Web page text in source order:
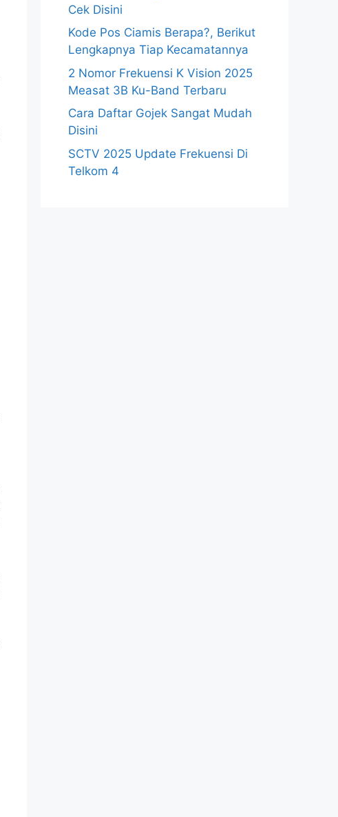
Cek Disini
Kode Pos Ciamis Berapa?, Berikut
Lengkapnya Tiap Kecamatannya
2 Nomor Frekuensi K Vision 2025
Measat 3B Ku-Band Terbaru
Cara Daftar Gojek Sangat Mudah
Disini
SCTV 2025 Update Frekuensi Di
Telkom 4